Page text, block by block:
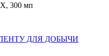
300 мп
ДЛЯ ДОБЫЧИ